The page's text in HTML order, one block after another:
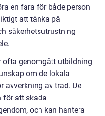
en fara för både person
att tänka på
säkerhetsutrustning
ofta genomgått utbildning
om de lokala
avverkning av träd. De
för att skada
och kan hantera